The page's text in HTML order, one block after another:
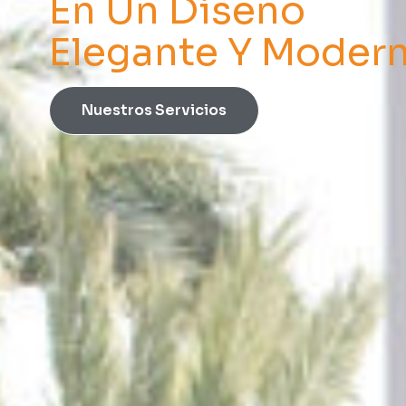
En Un Diseño
Elegante Y
Nuestros Servicios